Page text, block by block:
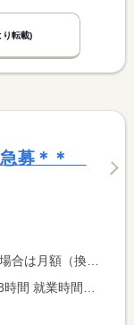
り転載)
募＊＊
は時間額を表示しています。